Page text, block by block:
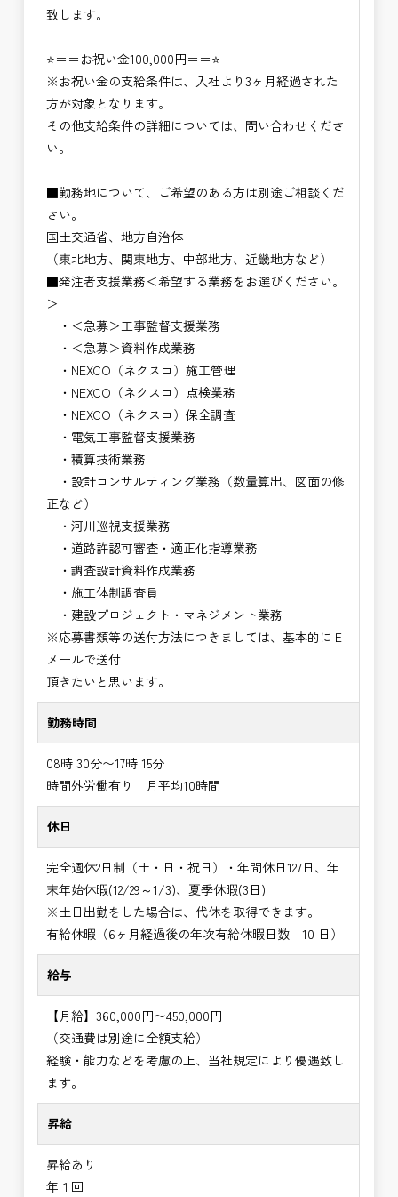
致します。
⭐＝＝お祝い金100,000円＝＝⭐
※お祝い金の支給条件は、入社より3ヶ月経過された
方が対象となります。
その他支給条件の詳細については、問い合わせくださ
い。
■勤務地について、ご希望のある方は別途ご相談くだ
さい。
国土交通省、地方自治体
（東北地方、関東地方、中部地方、近畿地方など）
■発注者支援業務＜希望する業務をお選びください。
＞
・＜急募＞工事監督支援業務
・＜急募＞資料作成業務
・NEXCO（ネクスコ）施工管理
・NEXCO（ネクスコ）点検業務
・NEXCO（ネクスコ）保全調査
・電気工事監督支援業務
・積算技術業務
・設計コンサルティング業務（数量算出、図面の修
正など）
・河川巡視支援業務
・道路許認可審査・適正化指導業務
・調査設計資料作成業務
・施工体制調査員
・建設プロジェクト・マネジメント業務
※応募書類等の送付方法につきましては、基本的にＥ
メールで送付
頂きたいと思います。
勤務時間
08時 30分〜17時 15分
時間外労働有り 月平均10時間
休日
完全週休2日制（土・日・祝日）・年間休日127日、年
末年始休暇(12/29～1/3)、夏季休暇(3日)
※土日出勤をした場合は、代休を取得できます。
有給休暇（6ヶ月経過後の年次有給休暇日数 10 日）
給与
【月給】360,000円〜450,000円
（交通費は別途に全額支給）
経験・能力などを考慮の上、当社規定により優遇致し
ます。
昇給
昇給あり
年１回